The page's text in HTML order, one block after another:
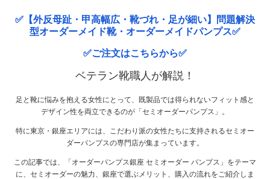
✅【外反母趾・甲高幅広・靴づれ・足が細い】問題解決
型オーダーメイド靴・オーダーメイドパンプス✅
✅ご注文はこちらから✅
ベテラン靴職人が解説！
足と靴に悩みを抱える女性にとって、既製品では得られないフィット感と
デザイン性を両立できるのが「セミオーダーパンプス」。
特に東京・銀座エリアには、こだわり派の女性たちに支持されるセミオー
ダーパンプスの専門店が集まっています。
この記事では、「オーダーパンプス銀座 セミオーダー パンプス」をテーマ
に、セミオーダーの魅力、銀座で選ぶメリット、購入の流れをご紹介しま